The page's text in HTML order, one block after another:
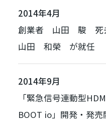
2014年4月
創業者 山田 駿 死
山田 和榮 が就任
2014年9月
「緊急信号連動型
BOOT io」開発・発売